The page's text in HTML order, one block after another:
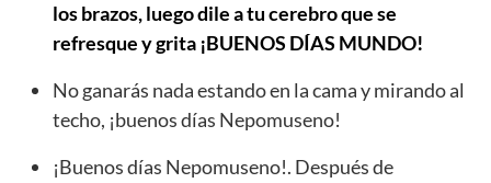
los brazos, luego dile a tu cerebro que se
refresque y grita ¡BUENOS DÍAS MUNDO!
No ganarás nada estando en la cama y mirando al
techo, ¡buenos días Nepomuseno!
¡Buenos días Nepomuseno!. Después de